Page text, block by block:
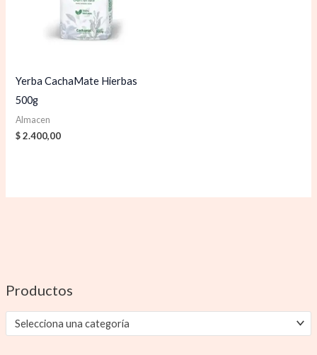
Productos
Selecciona una categoría
Yerba CachaMate Hierbas
500g
Almacen
$2.400,00